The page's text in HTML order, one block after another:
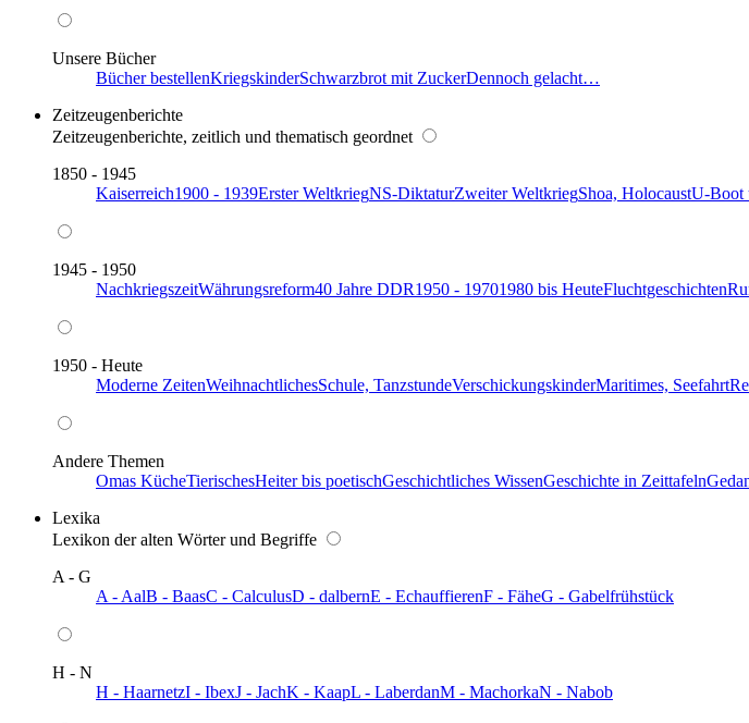
Unsere Bücher
Bücher bestellenKriegskinderSchwarzbrot mit ZuckerDennoch gelacht…
Zeitzeugenberichte
Zeitzeugenberichte, zeitlich und thematisch geordnet
1850 - 1945
Kaiserreich1900 - 1939Erster WeltkriegNS-DiktaturZweiter WeltkriegShoa, HolocaustU-Boot
1945 - 1950
NachkriegszeitWährungsreform40 Jahre DDR1950 - 19701980 bis HeuteFluchtgeschichten
1950 - Heute
Moderne ZeitenWeihnachtlichesSchule, TanzstundeVerschickungskinderMaritimes, Seefahrt
Andere Themen
Omas KücheTierischesHeiter bis poetischGeschichtliches WissenGeschichte in Zeittafeln
Lexika
Lexikon der alten Wörter und Begriffe
A - G
A - AalB - BaasC - CalculusD - dalbernE - EchauffierenF - FäheG - Gabelfrühstück
H - N
H - HaarnetzI - IbexJ - JachK - KaapL - LaberdanM - MachorkaN - Nabob